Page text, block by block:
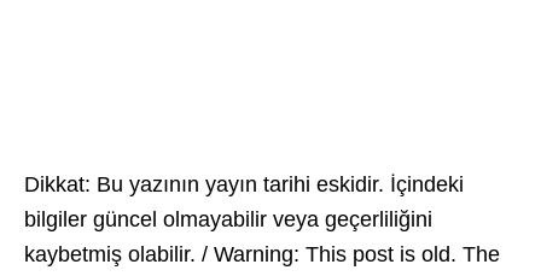
Dikkat: Bu yazının yayın tarihi eskidir. İçindeki
bilgiler güncel olmayabilir veya geçerliliğini
kaybetmiş olabilir. / Warning: This post is old. The